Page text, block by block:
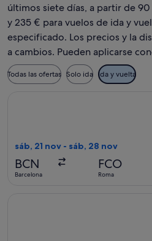
últimos siete días, a partir de
y 235 € para vuelos de ida y
especificado. Los precios y la
a cambios. Pueden aplicarse
Todas las ofertas Solo ida Ida y vuelta
sáb, 21 nov - sáb, 28 nov
BCN
Barcelona
FCO
Roma